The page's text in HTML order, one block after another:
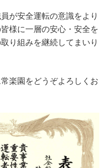
が安全運転の意識をより
様に一層の安心・安全を
り組みを継続してまいり
楽園をどうぞよろしくお